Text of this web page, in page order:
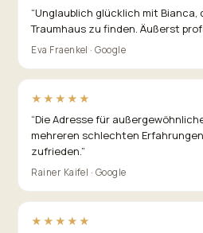
“Unglaublich glücklich mit Bianca,
Traumhaus zu finden. Äußerst
Eva Fraenkel · Google
★★★★★
“Die Adresse für
mehreren schlechten
zufrieden.”
Rainer Kaifel · Google
★★★★★